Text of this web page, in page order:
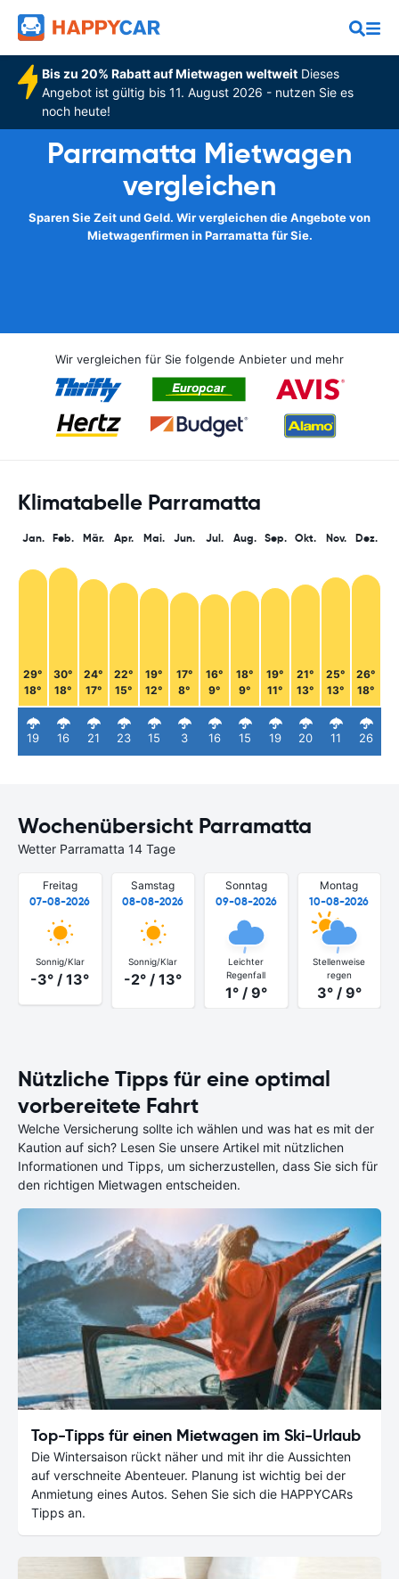
Bis zu 20% Rabatt auf Mietwagen weltweitDieses
Angebot ist gültig bis 11. August 2026 - nutzen Sie es
noch heute!
Parramatta Mietwagen
vergleichen
Sparen Sie Zeit und Geld. Wir vergleichen die Angebote von
Mietwagenfirmen in Parramatta für Sie.
Wir vergleichen für Sie folgende Anbieter und mehr
Klimatabelle Parramatta
Jan.
29°
18°
19
Feb.
30°
18°
16
Mär.
24°
17°
21
Apr.
22°
15°
23
Mai.
19°
12°
15
Jun.
17°
8°
3
Jul.
16°
9°
16
Aug.
18°
9°
15
Sep.
19°
11°
19
Okt.
21°
13°
20
Nov.
25°
13°
11
Dez.
26°
18°
26
Wochenübersicht Parramatta
Wetter Parramatta 14 Tage
Freitag
07-08-2026
Sonnig/Klar
-3° / 13°
Samstag
08-08-2026
Sonnig/Klar
-2° / 13°
Sonntag
09-08-2026
Leichter
Regenfall
1° / 9°
Montag
10-08-2026
Stellenweise
regen
3° / 9°
Nützliche Tipps für eine optimal
vorbereitete Fahrt
Welche Versicherung sollte ich wählen und was hat es mit der
Kaution auf sich? Lesen Sie unsere Artikel mit nützlichen
Informationen und Tipps, um sicherzustellen, dass Sie sich für
den richtigen Mietwagen entscheiden.
Top-Tipps für einen Mietwagen im Ski-Urlaub
Die Wintersaison rückt näher und mit ihr die Aussichten
auf verschneite Abenteuer. Planung ist wichtig bei der
Anmietung eines Autos. Sehen Sie sich die HAPPYCARs
Tipps an.